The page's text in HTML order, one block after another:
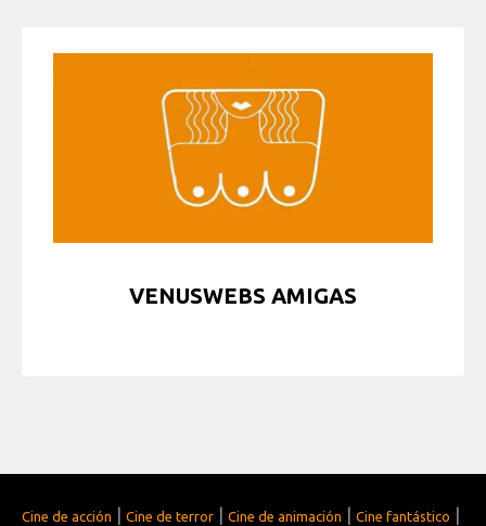
VENUSWEBS AMIGAS
Cine de acción | Cine de terror | Cine de animación | Cine fantástico |